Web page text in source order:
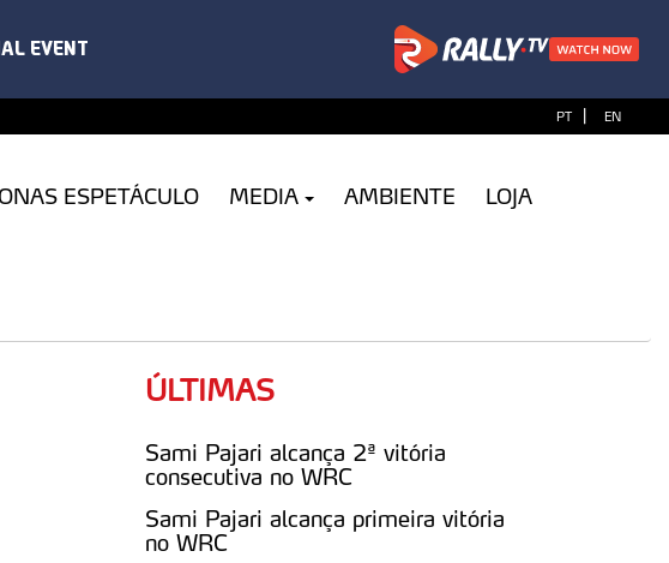
PT | EN
ESPETÁCULO MEDIA AMBIENTE LOJA
ÚLTIMAS
Sami Pajari alcança 2ª vitória
consecutiva no WRC
Sami Pajari alcança primeira vitória
no WRC